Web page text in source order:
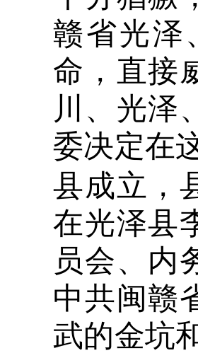
赣省光泽
命，直接
川、光泽
委决定在
县成立，
在光泽县
员会、内
中共闽赣
武的金坑